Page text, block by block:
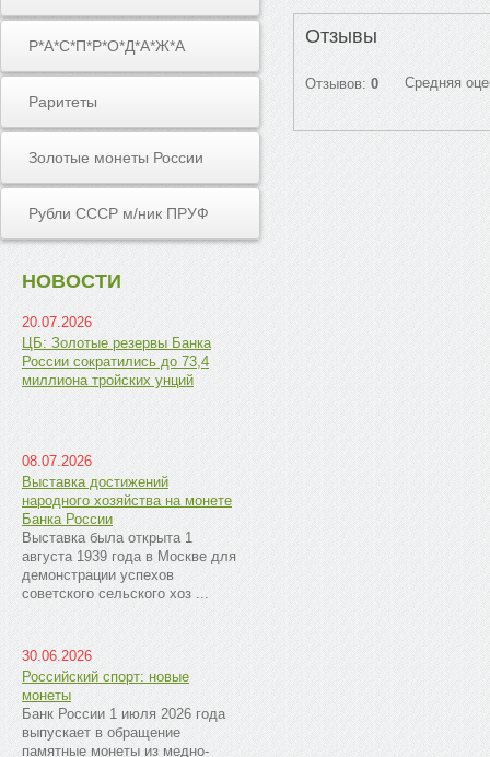
Р*А*С*П*Р*О*Д*А*Ж*А
Раритеты
Золотые монеты России
Рубли СССР м/ник ПРУФ
НОВОСТИ
20.07.2026
ЦБ: Золотые резервы Банка
России сократились до 73,4
миллиона тройских унций
08.07.2026
Выставка достижений
народного хозяйства на монете
Банка России
Выставка была открыта 1
августа 1939 года в Москве для
демонстрации успехов
советского сельского хоз ...
30.06.2026
Российский спорт: новые
монеты
Банк России 1 июля 2026 года
выпускает в обращение
памятные монеты из медно-
Отзывы
Отзывов: 0 Средняя